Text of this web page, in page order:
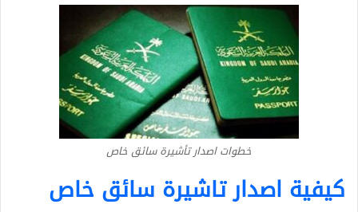
خطوات اصدار تأشيرة سائق خاص
كيفية اصدار تاشيرة سائق خاص